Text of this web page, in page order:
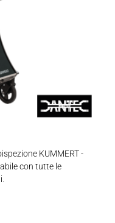
KUMMERT -
con tutte le